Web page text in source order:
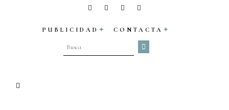
PUBLICIDAD CONTACTA